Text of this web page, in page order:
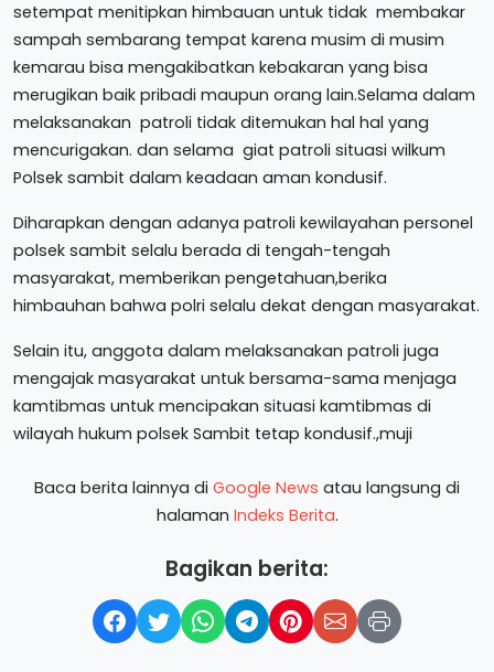
setempat menitipkan himbauan untuk tidak membakar
sampah sembarang tempat karena musim di musim
kemarau bisa mengakibatkan kebakaran yang bisa
merugikan baik pribadi maupun orang lain.Selama dalam
melaksanakan patroli tidak ditemukan hal hal yang
mencurigakan. dan selama giat patroli situasi wilkum
Polsek sambit dalam keadaan aman kondusif.
Diharapkan dengan adanya patroli kewilayahan personel
polsek sambit selalu berada di tengah-tengah
masyarakat, memberikan pengetahuan,berika
himbauhan bahwa polri selalu dekat dengan masyarakat.
Selain itu, anggota dalam melaksanakan patroli juga
mengajak masyarakat untuk bersama-sama menjaga
kamtibmas untuk mencipakan situasi kamtibmas di
wilayah hukum polsek Sambit tetap kondusif.,muji
Baca berita lainnya di Google News atau langsung di
halaman Indeks Berita.
Bagikan berita: